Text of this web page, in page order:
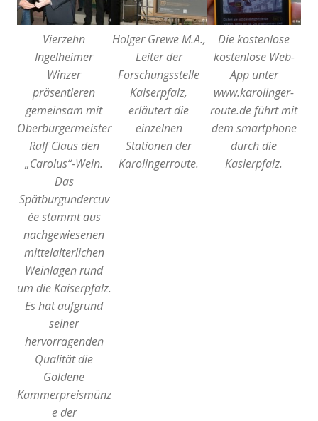
Vierzehn
Ingelheimer
Winzer
präsentieren
gemeinsam mit
Oberbürgermeister
Ralf Claus den
„Carolus“-Wein.
Das
Spätburgundercuv
ée stammt aus
nachgewiesenen
mittelalterlichen
Weinlagen rund
um die Kaiserpfalz.
Es hat aufgrund
seiner
hervorragenden
Qualität die
Goldene
Kammerpreismünz
e der
Holger Grewe M.A.,
Leiter der
Forschungsstelle
Kaiserpfalz,
erläutert die
einzelnen
Stationen der
Karolingerroute.
Die kostenlose
kostenlose Web-
App unter
www.karolinger-
route.de führt mit
dem smartphone
durch die
Kasierpfalz.